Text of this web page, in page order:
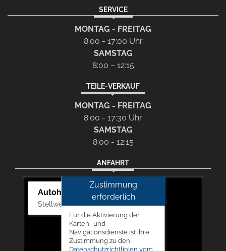
SERVICE
MONTAG - FREITAG
8:00 - 17:00 Uhr
SAMSTAG
8:00 – 12:15
TEILE-VERKAUF
MONTAG - FREITAG
8:00 - 17:30 Uhr
SAMSTAG
8:00 - 12:15
ANFAHRT
Autohaus Picker
Stellwerk 5, 57368 Lennestadt
Zustimmung
erforderlich
Für die Aktivierung der
Karten- und
Navigationsdienste ist Ihre
Zustimmung zu den
Datenschutzrichtlinien vom